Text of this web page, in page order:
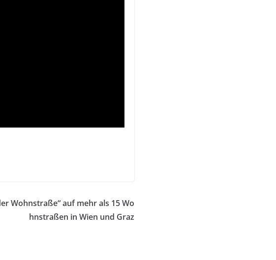
Wohnstraße“ auf mehr als 15 Wo
hnstraßen in Wien und Graz